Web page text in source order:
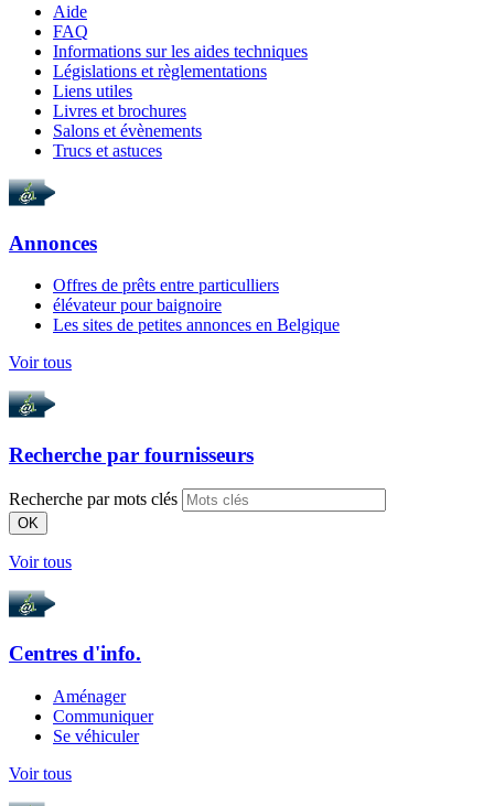
Aide
FAQ
Informations sur les aides techniques
Législations et règlementations
Liens utiles
Livres et brochures
Salons et évènements
Trucs et astuces
Annonces
Offres de prêts entre particulliers
élévateur pour baignoire
Les sites de petites annonces en Belgique
Voir tous
Recherche par fournisseurs
Recherche par mots clés
OK
Voir tous
Centres d'info.
Aménager
Communiquer
Se véhiculer
Voir tous